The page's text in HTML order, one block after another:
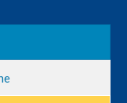
se dati što bolji
da su svi
te promjene